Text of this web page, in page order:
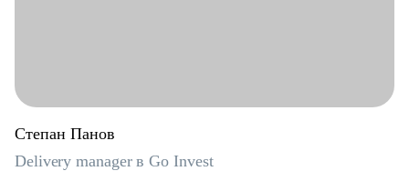
Степан Панов
Delivery manager в Go Invest